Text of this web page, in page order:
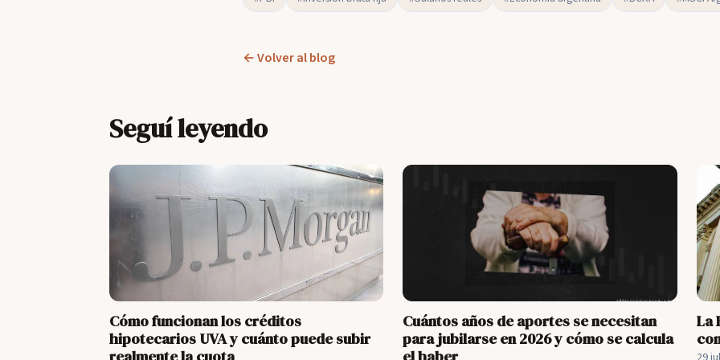
← Volver al blog
Seguí leyendo
Cómo funcionan los créditos
hipotecarios UVA y cuánto puede subir
Cuántos años de aportes se necesitan
para jubilarse en 2026 y cómo se calcula
La